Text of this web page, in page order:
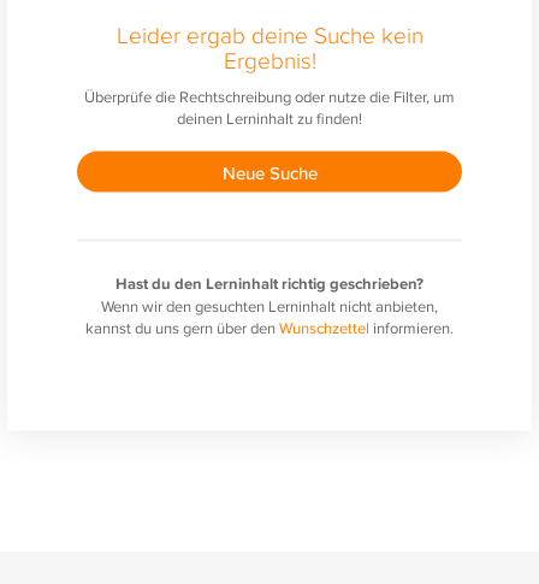
Leider ergab deine Suche kein
Ergebnis!
Überprüfe die Rechtschreibung oder nutze die Filter, um
deinen Lerninhalt zu finden!
Neue Suche
Hast du den Lerninhalt richtig geschrieben?
Wenn wir den gesuchten Lerninhalt nicht anbieten,
kannst du uns gern über denWunschzettel informieren.